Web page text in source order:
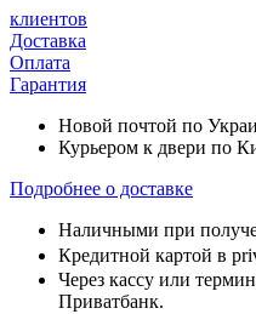
клиентов
Доставка
Оплата
Гарантия
Новой почтой по
Курьером к двери по
Подробнее о доставке
Наличными при
Кредитной картой в
Через кассу или
Приватбанк.